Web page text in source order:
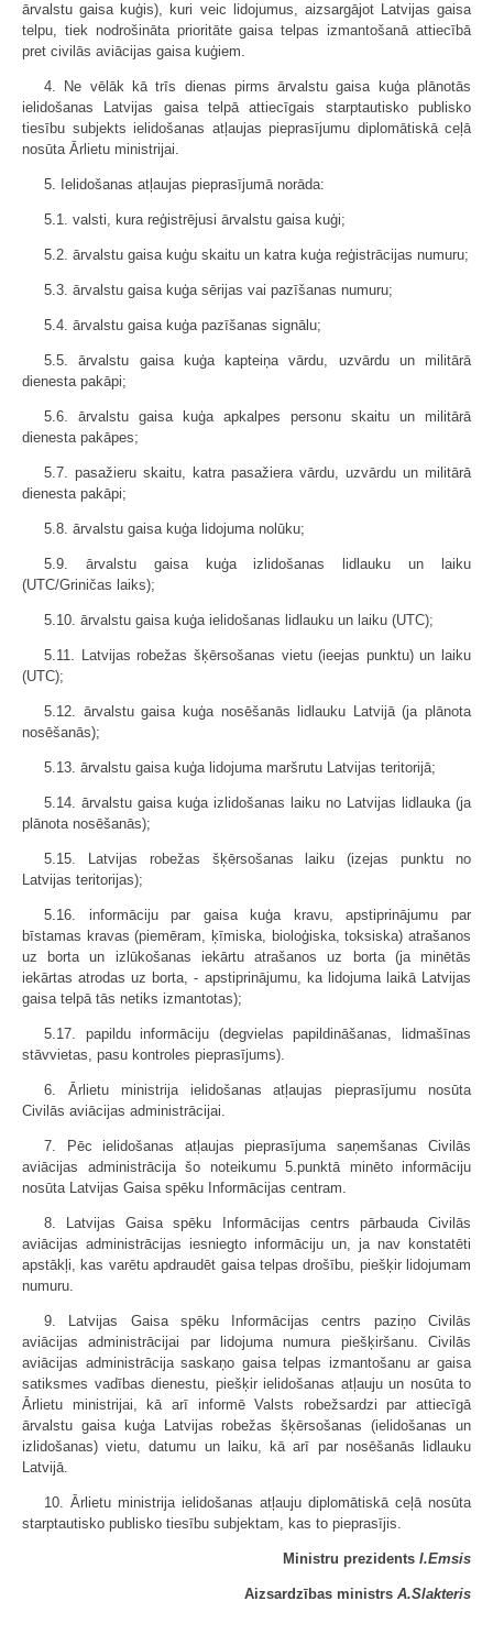
ārvalstu gaisa kuģis), kuri veic lidojumus, aizsargājot Latvijas gaisa
telpu, tiek nodrošināta prioritāte gaisa telpas izmantošanā attiecībā
pret civilās aviācijas gaisa kuģiem.
4. Ne vēlāk kā trīs dienas pirms ārvalstu gaisa kuģa plānotās
ielidošanas Latvijas gaisa telpā attiecīgais starptautisko publisko
tiesību subjekts ielidošanas atļaujas pieprasījumu diplomātiskā ceļā
nosūta Ārlietu ministrijai.
5. Ielidošanas atļaujas pieprasījumā norāda:
5.1. valsti, kura reģistrējusi ārvalstu gaisa kuģi;
5.2. ārvalstu gaisa kuģu skaitu un katra kuģa reģistrācijas numuru;
5.3. ārvalstu gaisa kuģa sērijas vai pazīšanas numuru;
5.4. ārvalstu gaisa kuģa pazīšanas signālu;
5.5. ārvalstu gaisa kuģa kapteiņa vārdu, uzvārdu un militārā
dienesta pakāpi;
5.6. ārvalstu gaisa kuģa apkalpes personu skaitu un militārā
dienesta pakāpes;
5.7. pasažieru skaitu, katra pasažiera vārdu, uzvārdu un militārā
dienesta pakāpi;
5.8. ārvalstu gaisa kuģa lidojuma nolūku;
5.9. ārvalstu gaisa kuģa izlidošanas lidlauku un laiku
(UTC/Griničas laiks);
5.10. ārvalstu gaisa kuģa ielidošanas lidlauku un laiku (UTC);
5.11. Latvijas robežas šķērsošanas vietu (ieejas punktu) un laiku
(UTC);
5.12. ārvalstu gaisa kuģa nosēšanās lidlauku Latvijā (ja plānota
nosēšanās);
5.13. ārvalstu gaisa kuģa lidojuma maršrutu Latvijas teritorijā;
5.14. ārvalstu gaisa kuģa izlidošanas laiku no Latvijas lidlauka (ja
plānota nosēšanās);
5.15. Latvijas robežas šķērsošanas laiku (izejas punktu no
Latvijas teritorijas);
5.16. informāciju par gaisa kuģa kravu, apstiprinājumu par
bīstamas kravas (piemēram, ķīmiska, bioloģiska, toksiska) atrašanos
uz borta un izlūkošanas iekārtu atrašanos uz borta (ja minētās
iekārtas atrodas uz borta, - apstiprinājumu, ka lidojuma laikā Latvijas
gaisa telpā tās netiks izmantotas);
5.17. papildu informāciju (degvielas papildināšanas, lidmašīnas
stāvvietas, pasu kontroles pieprasījums).
6. Ārlietu ministrija ielidošanas atļaujas pieprasījumu nosūta
Civilās aviācijas administrācijai.
7. Pēc ielidošanas atļaujas pieprasījuma saņemšanas Civilās
aviācijas administrācija šo noteikumu 5.punktā minēto informāciju
nosūta Latvijas Gaisa spēku Informācijas centram.
8. Latvijas Gaisa spēku Informācijas centrs pārbauda Civilās
aviācijas administrācijas iesniegto informāciju un, ja nav konstatēti
apstākļi, kas varētu apdraudēt gaisa telpas drošību, piešķir lidojumam
numuru.
9. Latvijas Gaisa spēku Informācijas centrs paziņo Civilās
aviācijas administrācijai par lidojuma numura piešķiršanu. Civilās
aviācijas administrācija saskaņo gaisa telpas izmantošanu ar gaisa
satiksmes vadības dienestu, piešķir ielidošanas atļauju un nosūta to
Ārlietu ministrijai, kā arī informē Valsts robežsardzi par attiecīgā
ārvalstu gaisa kuģa Latvijas robežas šķērsošanas (ielidošanas un
izlidošanas) vietu, datumu un laiku, kā arī par nosēšanās lidlauku
Latvijā.
10. Ārlietu ministrija ielidošanas atļauju diplomātiskā ceļā nosūta
starptautisko publisko tiesību subjektam, kas to pieprasījis.
Ministru prezidents I.Emsis
Aizsardzības ministrs A.Slakteris